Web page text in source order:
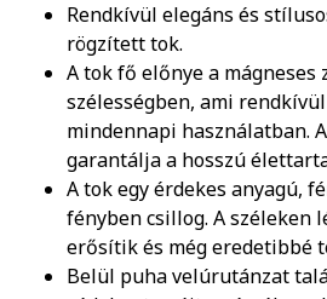
Rendkívül elegáns és
rögzített tok.
A tok fő előnye a mágneses
szélességben, ami
mindennapi használatban.
garantálja a hosszú
A tok egy érdekes anyagú,
fényben csillog. A széleken
erősítik és még eredetibbé
Belül puha velúrutánzat